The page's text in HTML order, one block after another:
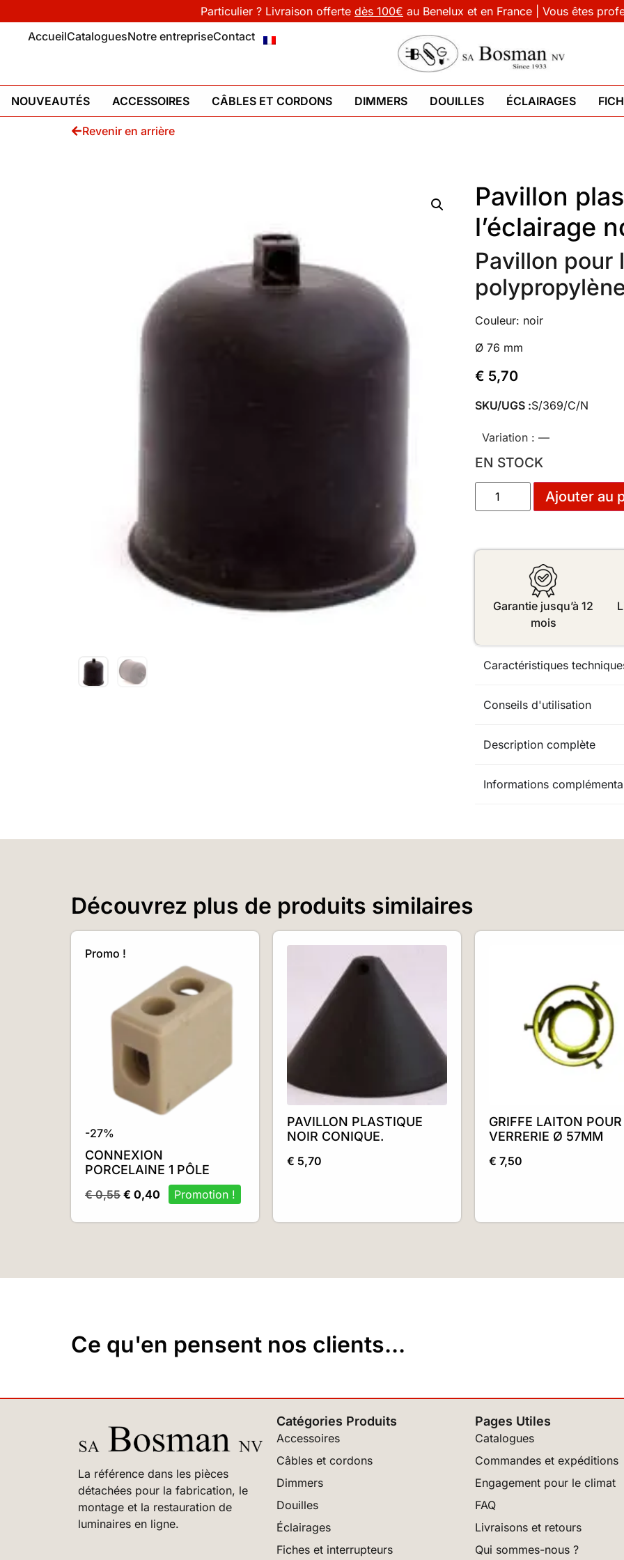
Particulier ? Livraison offerte dès 100€ au Benelux et en France | Vous êtes
AccueilCataloguesNotre entrepriseContact
NOUVEAUTÉS ACCESSOIRES CÂBLES ET CORDONS DIMMERS DOUILLES ÉCLAIRAGES
Revenir en arrière
Pavillon
l’éclairage
Pavillon pour
Couleur: noir
Ø 76 mm
€ 5,70
SKU/UGS :S/369/C/N
Variation : —
EN STOCK
Ajouter au
Garantie jusqu’à 12
mois
Caractéristiques
Conseils d'utilisation
Description complète
Informations
Découvrez plus de produits similaires
Promo !
-27%
CONNEXION
PORCELAINE 1 PÔLE
€0,55 € 0,40
PAVILLON PLASTIQUE
NOIR CONIQUE.
€ 5,70
GRIFFE LAITON POUR
VERRERIE Ø 57MM
€ 7,50
Ce qu'en pensent nos clients...
La référence dans les pièces
détachées pour la fabrication, le
montage et la restauration de
luminaires en ligne.
Catégories Produits
Accessoires
Câbles et cordons
Dimmers
Douilles
Éclairages
Fiches et interrupteurs
Pages Utiles
Catalogues
Commandes et expéditions
Engagement pour le climat
FAQ
Livraisons et retours
Qui sommes-nous ?